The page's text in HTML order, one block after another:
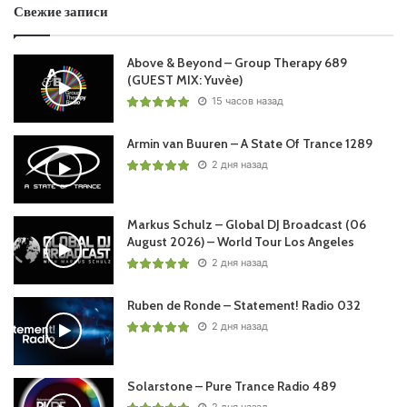
22. Jose Amnesia – The Eternal (Paul Thomas Remix)
/VANDIT/
24. ID – ID
25. Matt Darey pres. Urban Astronauts ft. Kate Louise
Smith – See The Sun (Aurosonic Remix) /NOCTURNAL
GLOBAL/
26. Sonique – It Feels So Good (ID Remix) /ALTRA MODA/
27. Marc van Linden & D-Gor – Timeless /VANDIT/
Понравился выпуск?
Свежие записи
Above & Beyond – Group Therapy 689
(GUEST MIX: Yuvèe)
15 часов назад
Armin van Buuren – A State Of Trance 1289
2 дня назад
Markus Schulz – Global DJ Broadcast (06
August 2026) – World Tour Los Angeles
2 дня назад
Ruben de Ronde – Statement! Radio 032
2 дня назад
Solarstone – Pure Trance Radio 489